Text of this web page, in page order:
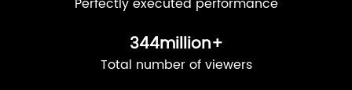
Perfectly executed performance
483million+
Total number of viewers